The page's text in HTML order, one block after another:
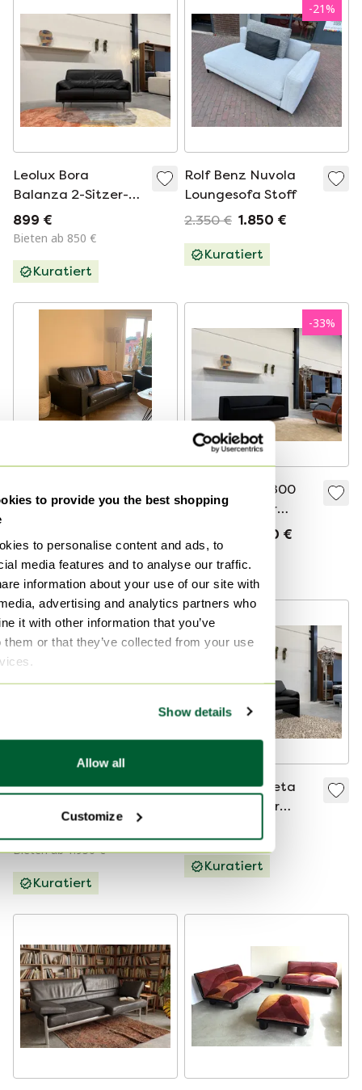
to provide you the best shopping
to personalise content and ads, to
media features and to analyse our traffic.
information about your use of our site with
advertising and analytics partners who
it with other information that you’ve
them or that they’ve collected from your use
Show details
Allow all
Customize
Leolux Bora
Balanza 2-Sitzer-
Sofa aus schwarzem
Noli-Leder
899 €
Bieten ab 850 €
Kuratiert
-21%
Rolf Benz Nuvola
Loungesofa Stoff
2.350 € 1.850 €
Kuratiert
schwarzes Leder
Bieten ab 600 €
-33%
Gelderland 4800
Sofa 2,5 Sitzer
schwarzer Stoff 190
2.750 €
Kuratiert
-58%
Leolux Mayon 2-
Peat 148
Bieten ab 1.950 €
Kuratiert
Leolux Bora Beta
Sofa 2.5-Sitzer
Kuratiert